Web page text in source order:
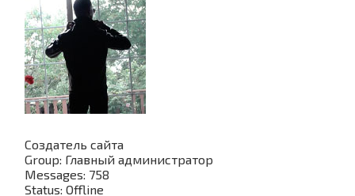
Создатель сайта
Group: Главный администратор
Messages: 758
Status: Offline